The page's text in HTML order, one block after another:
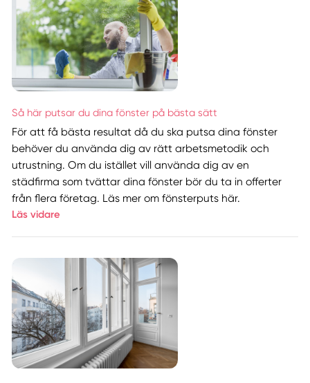
Så här putsar du dina fönster på bästa sätt
För att få bästa resultat då du ska putsa dina fönster
behöver du använda dig av rätt arbetsmetodik och
utrustning. Om du istället vill använda dig av en
städfirma som tvättar dina fönster bör du ta in offerter
från flera företag. Läs mer om fönsterputs här.
Läs vidare